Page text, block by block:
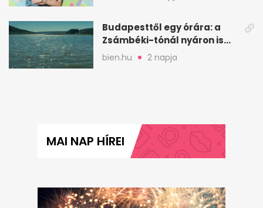
Budapesttől egy órára: a
Zsámbéki-tónál nyáron is
van hely
bien.hu 2 napja
MAI NAP HÍREI